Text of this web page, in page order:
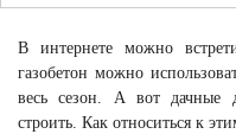
В интернете можно
газобетон можно
весь сезон. А вот дачные
строить. Как относиться к